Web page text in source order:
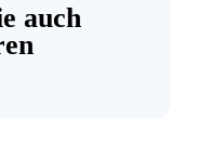
auch